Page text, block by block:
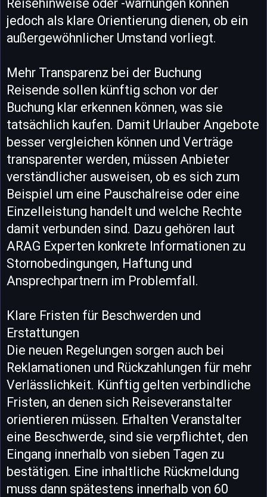
Reisehinweise oder -warnungen können
jedoch als klare Orientierung dienen, ob ein
außergewöhnlicher Umstand vorliegt.
Mehr Transparenz bei der Buchung
Reisende sollen künftig schon vor der
Buchung klar erkennen können, was sie
tatsächlich kaufen. Damit Urlauber Angebote
besser vergleichen können und Verträge
transparenter werden, müssen Anbieter
verständlicher ausweisen, ob es sich zum
Beispiel um eine Pauschalreise oder eine
Einzelleistung handelt und welche Rechte
damit verbunden sind. Dazu gehören laut
ARAG Experten konkrete Informationen zu
Stornobedingungen, Haftung und
Ansprechpartnern im Problemfall.
Klare Fristen für Beschwerden und
Erstattungen
Die neuen Regelungen sorgen auch bei
Reklamationen und Rückzahlungen für mehr
Verlässlichkeit. Künftig gelten verbindliche
Fristen, an denen sich Reiseveranstalter
orientieren müssen. Erhalten Veranstalter
eine Beschwerde, sind sie verpflichtet, den
Eingang innerhalb von sieben Tagen zu
bestätigen. Eine inhaltliche Rückmeldung
muss dann spätestens innerhalb von 60